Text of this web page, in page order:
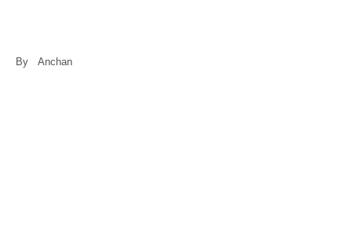
By Anchan